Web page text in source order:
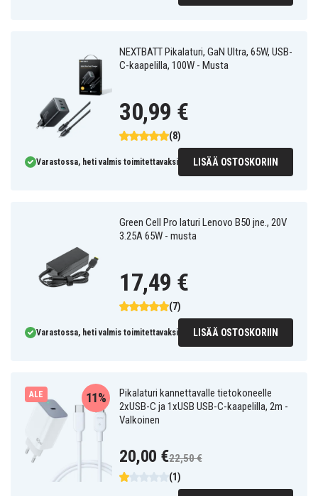
NEXTBATT Pikalaturi, GaN Ultra, 65W, USB-
C-kaapelilla, 100W - Musta
(8)
30,99 €
Varastossa, heti valmis toimitettavaksi LISÄÄ OSTOSKORIIN
Green Cell Pro laturi Lenovo B50 jne., 20V
3.25A 65W - musta
(7)
17,49 €
Varastossa, heti valmis toimitettavaksi LISÄÄ OSTOSKORIIN
ALE
Pikalaturi kannettavalle tietokoneelle
2xUSB-C ja 1xUSB USB-C-kaapelilla, 2m -
Valkoinen
(1)
11%
20,00 €22,50 €